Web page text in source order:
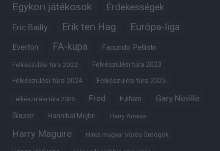
Egykori játékosok Érdekességek
Eric Bailly Erik ten Hag Európa-liga
Everton FA-kupa Facundo Pellistri
Felkészülési túra 2022 Felkészülési túra 2023
Felkészülési túra 2024 Felkészülési túra 2025
Felkészülési túra 2026 Fred Fulham Gary Neville
Glazer Hannibal Mejbri Harry Amass
Harry Maguire Híres magyar Vörös Ördögök